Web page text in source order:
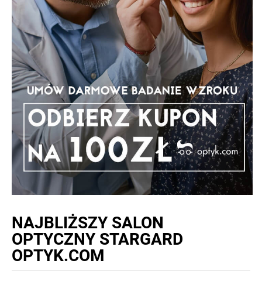
NAJBLIŻSZY SALON
OPTYCZNY STARGARD
OPTYK.COM